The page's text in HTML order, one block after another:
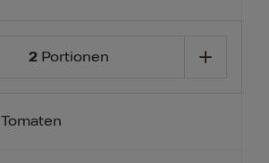
2 Portionen
Tomaten